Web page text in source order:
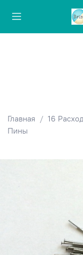
Главная
16
Пины